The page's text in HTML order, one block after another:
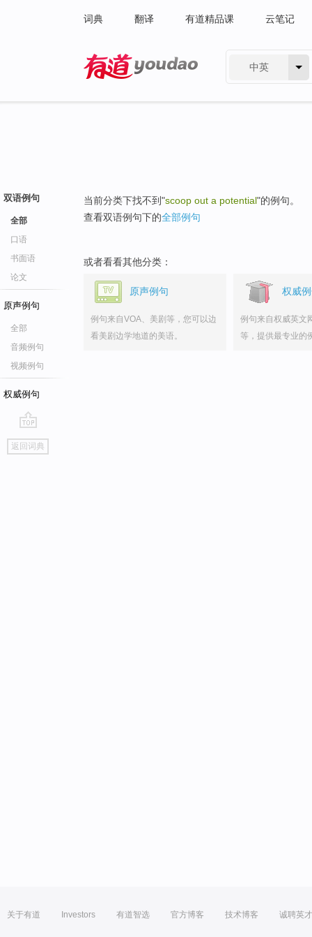
词典 翻译 有道精品课 云笔记
中英
双语例句
全部
口语
书面语
论文
原声例句
全部
音频例句
视频例句
权威例句
go
top
返回词典
当前分类下找不到"scoop out a potential"的例句。
查看双语例句下的全部例句
或者看看其他分类：
原声例句
例句来自VOA、美剧等，您可以边
看美剧边学地道的美语。
权威
例句来自权威英文
等，提供最专业的
关于有道 Investors 有道智选 官方博客 技术博客 诚聘英才